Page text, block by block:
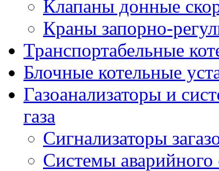
Клапаны донные
Краны запорно-
Транспортабельные
Блочные котельные
Газоанализаторы и
газа
Сигнализаторы
Системы